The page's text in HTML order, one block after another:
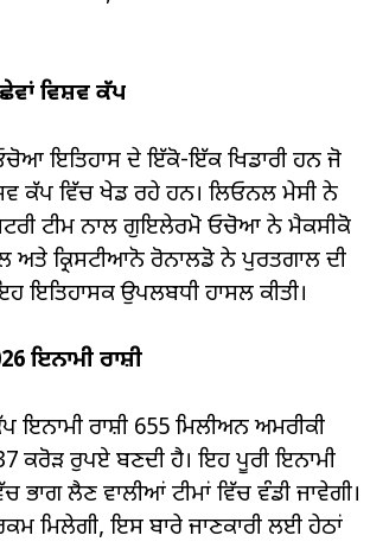
ਵਿਸ਼ਵ ਕੱਪ
ਇਤਿਹਾਸ ਦੇ ਇੱਕੋ-ਇੱਕ ਖਿਡਾਰੀ ਹਨ ਜੋ
ਕੱਪ ਵਿੱਚ ਖੇਡ ਰਹੇ ਹਨ। ਲਿਓਨਲ ਮੇਸੀ ਨੇ
ਟੀਮ ਨਾਲ ਗੁਇਲੇਰਮੋ ਓਚੋਆ ਨੇ ਮੈਕਸੀਕੋ
ਅਤੇ ਕ੍ਰਿਸਟੀਆਨੋ ਰੋਨਾਲਡੋ ਨੇ ਪੁਰਤਗਾਲ ਦੀ
ਇਤਿਹਾਸਕ ਉਪਲਬਧੀ ਹਾਸਲ ਕੀਤੀ।
ਇਨਾਮੀ ਰਾਸ਼ੀ
ਇਨਾਮੀ ਰਾਸ਼ੀ 655 ਮਿਲੀਅਨ ਅਮਰੀਕੀ
ਕਰੋੜ ਰੁਪਏ ਬਣਦੀ ਹੈ। ਇਹ ਪੂਰੀ ਇਨਾਮੀ
ਭਾਗ ਲੈਣ ਵਾਲੀਆਂ ਟੀਮਾਂ ਵਿੱਚ ਵੰਡੀ ਜਾਵੇਗੀ।
ਮਿਲੇਗੀ, ਇਸ ਬਾਰੇ ਜਾਣਕਾਰੀ ਲਈ ਹੇਠਾਂ